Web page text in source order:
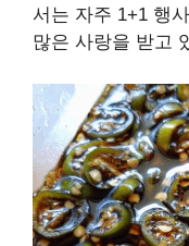
서는 자주 1+1 행
많은 사랑을 받고